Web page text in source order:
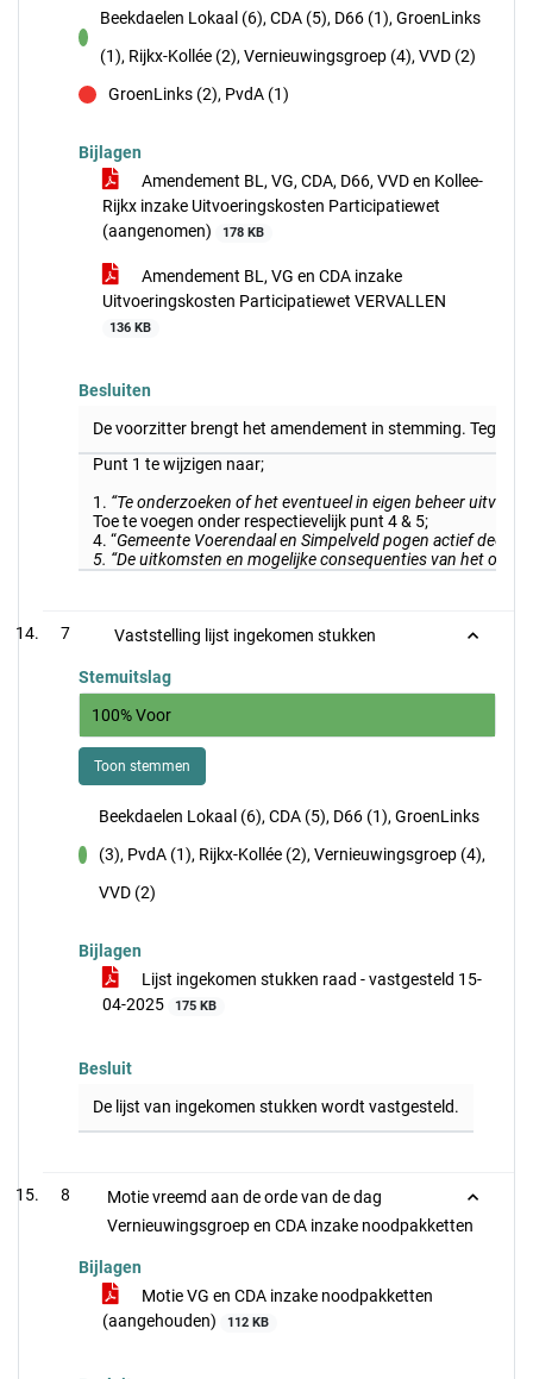
voor
Beekdaelen Lokaal (6), CDA (5), D66 (1), GroenLinks
(1), Rijkx-Kollée (2), Vernieuwingsgroep (4), VVD (2)
GroenLinks (2), PvdA (1)
Bijlagen
Amendement BL, VG, CDA, D66, VVD en Kollee-
Rijkx inzake Uitvoeringskosten Participatiewet
(aangenomen)
178 KB
Amendement BL, VG en CDA inzake
Uitvoeringskosten Participatiewet VERVALLEN
136 KB
Besluiten
De voorzitter brengt het amendement in stemming. Tegen
Punt 1 te wijzigen naar;
1. “Te onderzoeken of het eventueel in eigen beheer
Toe te voegen onder respectievelijk punt 4 & 5;
4. “Gemeente Voerendaal en Simpelveld pogen actief deel
5. “De uitkomsten en mogelijke consequenties van het
7 Vaststelling lijst ingekomen stukken
Stemuitslag
100% Voor
Toon stemmen
Beekdaelen Lokaal (6), CDA (5), D66 (1), GroenLinks
(3), PvdA (1), Rijkx-Kollée (2), Vernieuwingsgroep (4),
VVD (2)
Bijlagen
Lijst ingekomen stukken raad - vastgesteld 15-
04-2025
175 KB
Besluit
De lijst van ingekomen stukken wordt vastgesteld.
8
Motie vreemd aan de orde van de dag
Vernieuwingsgroep en CDA inzake noodpakketten
Bijlagen
Motie VG en CDA inzake noodpakketten
(aangehouden)
112 KB